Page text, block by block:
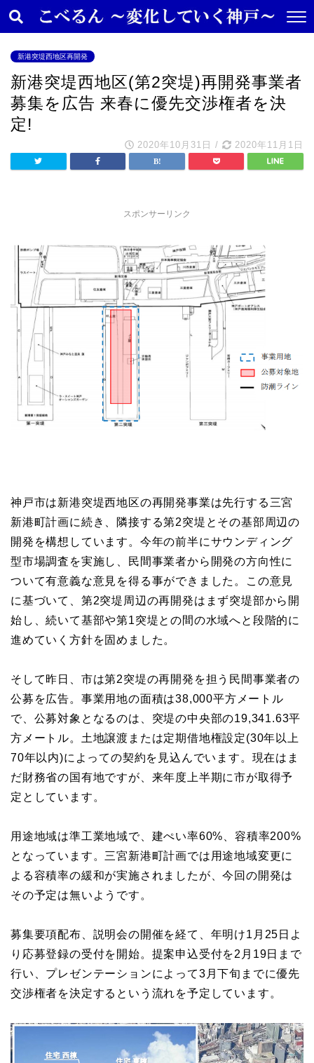
新港突堤西地区再開発
新港突堤西地区(第2突堤)再開発事業者
募集を広告 来春に優先交渉権者を決
定!
2020年10月31日 / 2020年11月1日
スポンサーリンク
神戸市は新港突堤西地区の再開発事業は先行する三宮
新港町計画に続き、隣接する第2突堤とその基部周辺の
開発を構想しています。今年の前半にサウンディング
型市場調査を実施し、民間事業者から開発の方向性に
ついて有意義な意見を得る事ができました。この意見
に基づいて、第2突堤周辺の再開発はまず突堤部から開
始し、続いて基部や第1突堤との間の水域へと段階的に
進めていく方針を固めました。
そして昨日、市は第2突堤の再開発を担う民間事業者の
公募を広告。事業用地の面積は38,000平方メートル
で、公募対象となるのは、突堤の中央部の19,341.63平
方メートル。土地譲渡または定期借地権設定(30年以上
70年以内)によっての契約を見込んでいます。現在はま
だ財務省の国有地ですが、来年度上半期に市が取得予
定としています。
用途地域は準工業地域で、建ぺい率60%、容積率200%
となっています。三宮新港町計画では用途地域変更に
よる容積率の緩和が実施されましたが、今回の開発は
その予定は無いようです。
募集要項配布、説明会の開催を経て、年明け1月25日よ
り応募登録の受付を開始。提案申込受付を2月19日まで
行い、プレゼンテーションによって3月下旬までに優先
交渉権者を決定するという流れを予定しています。